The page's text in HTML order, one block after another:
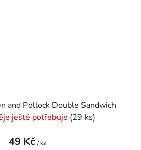
and Pollock Double Sandwich
ještě potřebuje (29 ks)
49 Kč / ks